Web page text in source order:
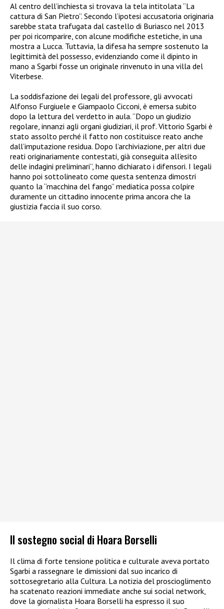
Al centro dell’inchiesta si trovava la tela intitolata “La
cattura di San Pietro”. Secondo l’ipotesi accusatoria originaria
sarebbe stata trafugata dal castello di Buriasco nel 2013
per poi ricomparire, con alcune modifiche estetiche, in una
mostra a Lucca. Tuttavia, la difesa ha sempre sostenuto la
legittimità del possesso, evidenziando come il dipinto in
mano a Sgarbi fosse un originale rinvenuto in una villa del
Viterbese.
La soddisfazione dei legali del professore, gli avvocati
Alfonso Furgiuele e Giampaolo Cicconi, è emersa subito
dopo la lettura del verdetto in aula. “Dopo un giudizio
regolare, innanzi agli organi giudiziari, il prof. Vittorio Sgarbi è
stato assolto perché il fatto non costituisce reato anche
dall’imputazione residua. Dopo l’archiviazione, per altri due
reati originariamente contestati, già conseguita all’esito
delle indagini preliminari”, hanno dichiarato i difensori. I legali
hanno poi sottolineato come questa sentenza dimostri
quanto la “macchina del fango” mediatica possa colpire
duramente un cittadino innocente prima ancora che la
giustizia faccia il suo corso.
Il sostegno social di Hoara Borselli
Il clima di forte tensione politica e culturale aveva portato
Sgarbi a rassegnare le dimissioni dal suo incarico di
sottosegretario alla Cultura. La notizia del proscioglimento
ha scatenato reazioni immediate anche sui social network,
dove la giornalista Hoara Borselli ha espresso il suo